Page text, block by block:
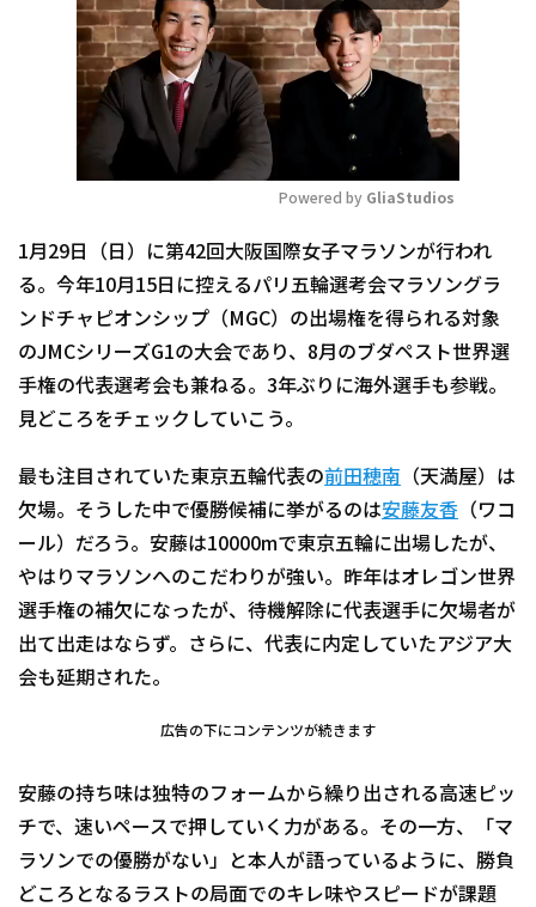
Mute
Powered by GliaStudios
1月29日（日）に第42回大阪国際女子マラソンが行われ
る。今年10月15日に控えるパリ五輪選考会マラソングラ
ンドチャピオンシップ（MGC）の出場権を得られる対象
のJMCシリーズG1の大会であり、8月のブダペスト世界選
手権の代表選考会も兼ねる。3年ぶりに海外選手も参戦。
見どころをチェックしていこう。
最も注目されていた東京五輪代表の前田穂南 （天満屋）は
欠場。そうした中で優勝候補に挙がるのは安藤友香 （ワコ
ール）だろう。安藤は10000mで東京五輪に出場したが、
やはりマラソンへのこだわりが強い。昨年はオレゴン世界
選手権の補欠になったが、待機解除に代表選手に欠場者が
出て出走はならず。さらに、代表に内定していたアジア大
会も延期された。
広告の下にコンテンツが続きます
安藤の持ち味は独特のフォームから繰り出される高速ピッ
チで、速いペースで押していく力がある。その一方、「マ
ラソンでの優勝がない」と本人が語っているように、勝負
どころとなるラストの局面でのキレ味やスピードが課題